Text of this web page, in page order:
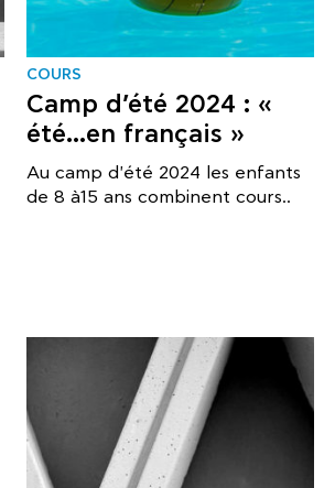
COURS
Camp d’été 2024 : «
été…en français »
Au camp d'été 2024 les enfants
de 8 à15 ans combinent cours..